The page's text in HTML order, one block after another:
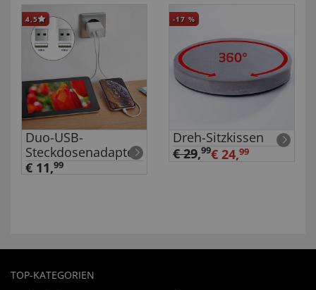
4,5
Duo-USB-
Steckdosenadapter
€ 11,99
-17 %
Dreh-Sitzkissen
€ 29,99€ 24,99
TOP-KATEGORIEN